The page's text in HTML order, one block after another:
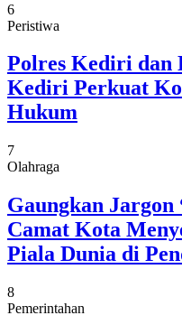
6
Peristiwa
Polres Kediri dan
Kediri Perkuat
Hukum
7
Olahraga
Gaungkan Jargon
Camat Kota
Piala Dunia di
8
Pemerintahan